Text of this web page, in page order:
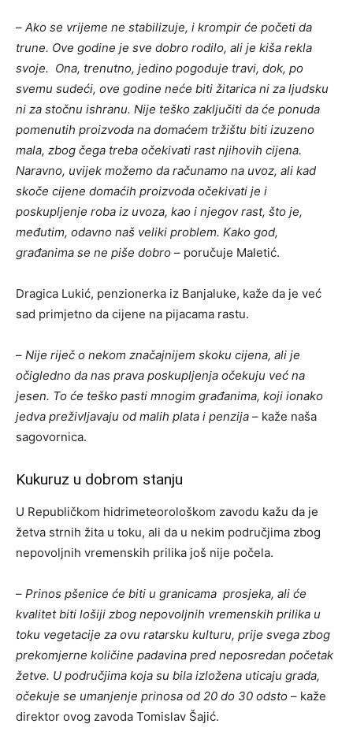
– Ako se vrijeme ne stabilizuje, i krompir će početi da
trune. Ove godine je sve dobro rodilo, ali je kiša rekla
svoje. Ona, trenutno, jedino pogoduje travi, dok, po
svemu sudeći, ove godine neće biti žitarica ni za ljudsku
ni za stočnu ishranu. Nije teško zaključiti da će ponuda
pomenutih proizvoda na domaćem tržištu biti izuzeno
mala, zbog čega treba očekivati rast njihovih cijena.
Naravno, uvijek možemo da računamo na uvoz, ali kad
skoče cijene domaćih proizvoda očekivati je i
poskupljenje roba iz uvoza, kao i njegov rast, što je,
međutim, odavno naš veliki problem. Kako god,
građanima se ne piše dobro – poručuje Maletić.
Dragica Lukić, penzionerka iz Banjaluke, kaže da je već
sad primjetno da cijene na pijacama rastu.
– Nije riječ o nekom značajnijem skoku cijena, ali je
očigledno da nas prava poskupljenja očekuju već na
jesen. To će teško pasti mnogim građanima, koji ionako
jedva preživljavaju od malih plata i penzija – kaže naša
sagovornica.
Kukuruz u dobrom stanju
U Republičkom hidrimeteorološkom zavodu kažu da je
žetva strnih žita u toku, ali da u nekim područjima zbog
nepovoljnih vremenskih prilika još nije počela.
– Prinos pšenice će biti u granicama prosjeka, ali će
kvalitet biti lošiji zbog nepovoljnih vremenskih prilika u
toku vegetacije za ovu ratarsku kulturu, prije svega zbog
prekomjerne količine padavina pred neposredan početak
žetve. U područjima koja su bila izložena uticaju grada,
očekuje se umanjenje prinosa od 20 do 30 odsto – kaže
direktor ovog zavoda Tomislav Šajić.